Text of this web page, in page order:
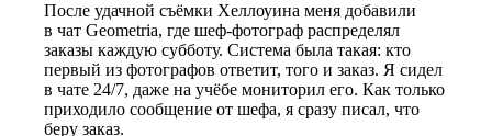
После удачной съёмки Хеллоуина меня добавили
в чат Geometria, где шеф-фотограф распределял
заказы каждую субботу. Система была такая: кто
первый из фотографов ответит, того и заказ. Я сидел
в чате 24/7, даже на учёбе мониторил его. Как только
приходило сообщение от шефа, я сразу писал, что
беру заказ.